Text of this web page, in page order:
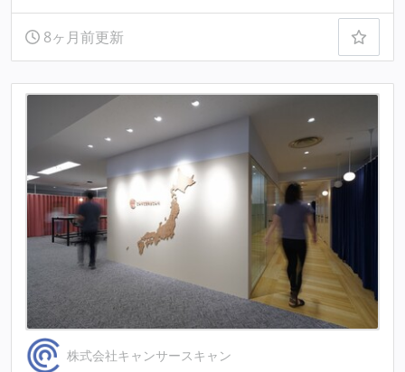
8ヶ月前更新
株式会社キャンサースキャン